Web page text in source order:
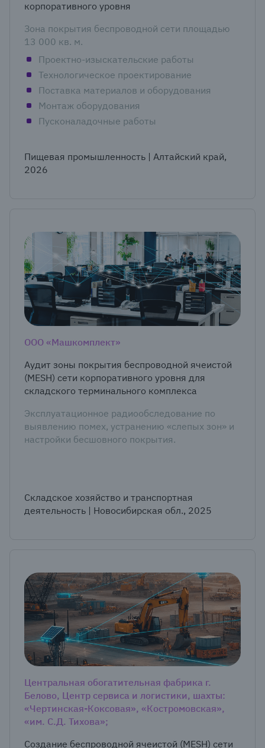
корпоративного уровня
Зона покрытия беспроводной сети площадью
13 000 кв. м.
Проектно-изыскательские работы
Технологическое проектирование
Поставка материалов и оборудования
Монтаж оборудования
Пусконаладочные работы
Пищевая промышленность | Алтайский край,
2026
ООО «Машкомплект»
Аудит зоны покрытия беспроводной ячеистой
(MESH) сети корпоративного уровня для
складского терминального комплекса
Эксплуатационное радиообследование по
выявлению помех, устранению «слепых зон» и
настройки бесшовного покрытия.
Складское хозяйство и транспортная
деятельность | Новосибирская обл., 2025
Центральная обогатительная фабрика г.
Белово, Центр сервиса и логистики, шахты:
«Чертинская-Коксовая», «Костромовская»,
«им. С.Д. Тихова»;
Создание беспроводной ячеистой (MESH) сети